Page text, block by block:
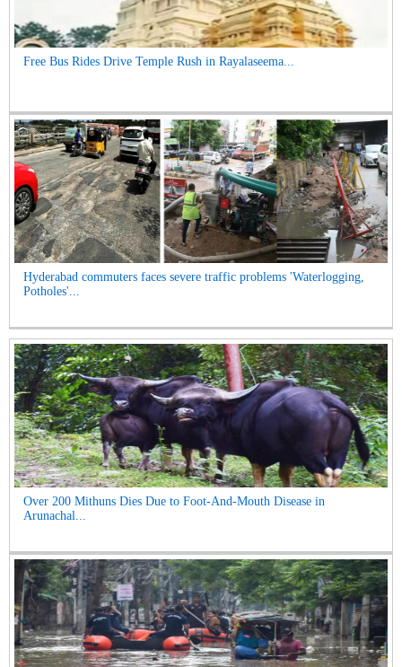
Free Bus Rides Drive Temple Rush in Rayalaseema...
Hyderabad commuters faces severe traffic problems 'Waterlogging,
Potholes'...
Over 200 Mithuns Dies Due to Foot-And-Mouth Disease in
Arunachal...